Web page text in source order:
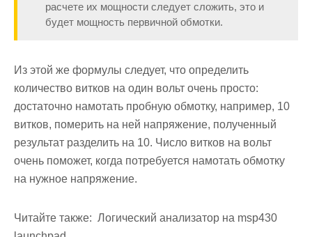
расчете их мощности следует сложить, это и
будет мощность первичной обмотки.
Из этой же формулы следует, что определить
количество витков на один вольт очень просто:
достаточно намотать пробную обмотку, например, 10
витков, померить на ней напряжение, полученный
результат разделить на 10. Число витков на вольт
очень поможет, когда потребуется намотать обмотку
на нужное напряжение.
Читайте также: Логический анализатор на msp430